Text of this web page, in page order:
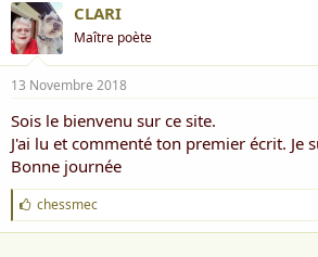
CLARI
Maître poète
13 Novembre 2018
Sois le bienvenu sur ce site.
J'ai lu et commenté ton premier écrit. Je
Bonne journée
J
'
a
chessmec